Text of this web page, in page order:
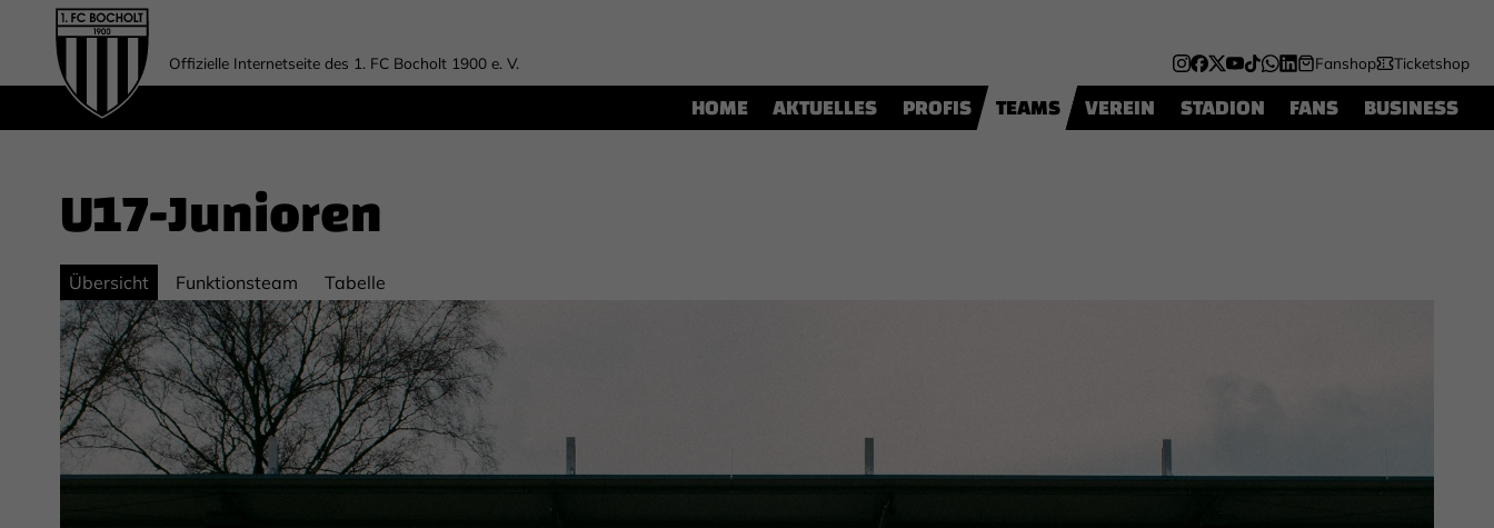
Offizielle Internetseite des 1. FC Bocholt 1900 e. V. Fanshop Ticketshop
HOME AKTUELLES PROFIS TEAMS VEREIN STADION FANS BUSINESS
U17-Junioren
Übersicht Funktionsteam Tabelle